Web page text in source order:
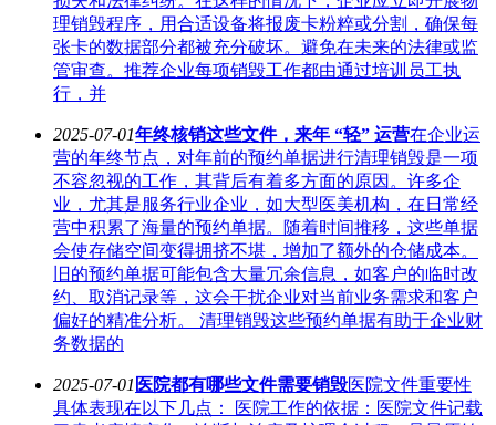
理销毁程序，用合适设备将报废卡粉粹或分割，确保每
张卡的数据部分都被充分破坏。避免在未来的法律或监
管审查。推荐企业每项销毁工作都由通过培训员工执
行，并
2025-07-01年终核销这些文件，来年 “轻” 运营在企业运
营的年终节点，对年前的预约单据进行清理销毁是一项
不容忽视的工作，其背后有着多方面的原因。许多企
业，尤其是服务行业企业，如大型医美机构，在日常经
营中积累了海量的预约单据。随着时间推移，这些单据
会使存储空间变得拥挤不堪，增加了额外的仓储成本。
旧的预约单据可能包含大量冗余信息，如客户的临时改
约、取消记录等，这会干扰企业对当前业务需求和客户
偏好的精准分析。 清理销毁这些预约单据有助于企业财
务数据的
2025-07-01 医院都有哪些文件需要销毁医院文件重要性
具体表现在以下几点： 医院工作的依据：医院文件记载